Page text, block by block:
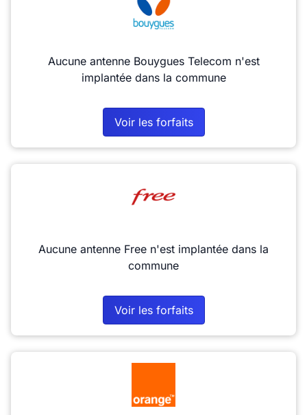
Aucune antenne Bouygues Telecom n'est
implantée dans la commune
Voir les forfaits
Aucune antenne Free n'est implantée dans la
commune
Voir les forfaits